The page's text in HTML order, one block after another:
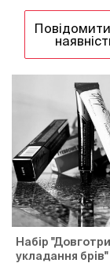
Набір
укладання брів"